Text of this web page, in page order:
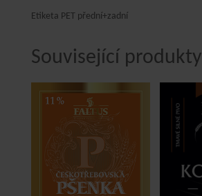
Etiketa PET přední+zadní
Související produkty